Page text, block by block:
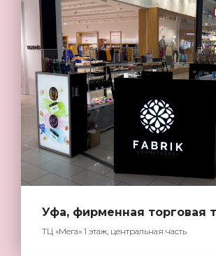
Уфа, фирменная торговая
ТЦ «Мега» 1 этаж, центральная часть